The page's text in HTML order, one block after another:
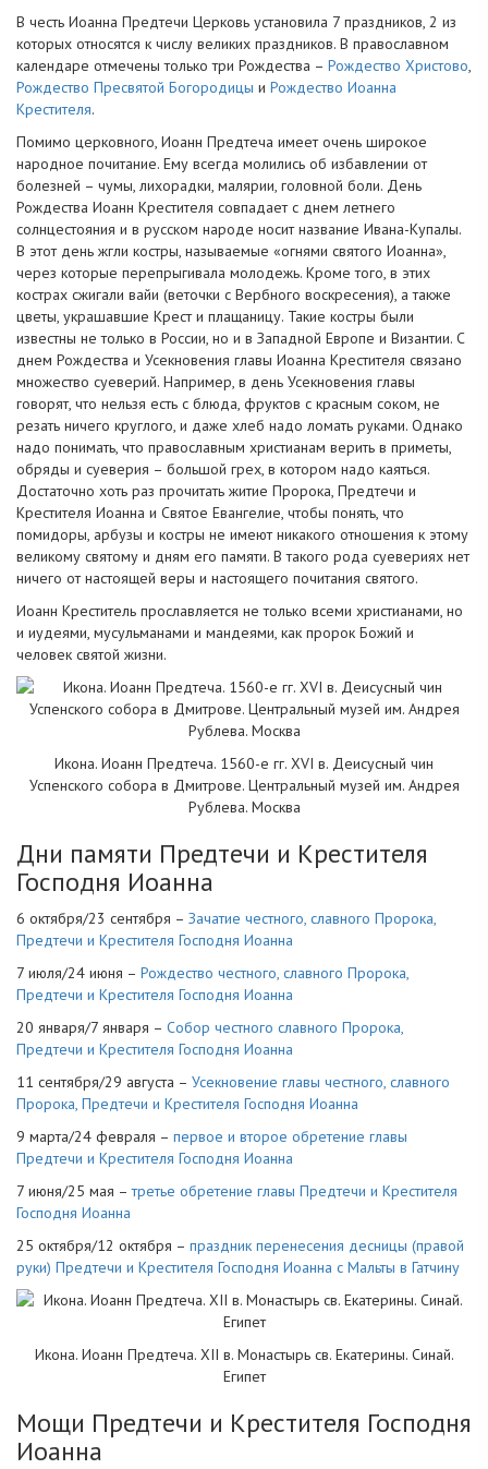
В честь Иоанна Предтечи Церковь установила 7 праздников, 2 из
которых относятся к числу великих праздников. В православном
календаре отмечены только три Рождества – Рождество Христово
Рождество Пресвятой Богородицы и Рождество Иоанна
Крестителя.
Помимо церковного, Иоанн Предтеча имеет очень широкое
народное почитание. Ему всегда молились об избавлении от
болезней – чумы, лихорадки, малярии, головной боли. День
Рождества Иоанн Крестителя совпадает с днем летнего
солнцестояния и в русском народе носит название Ивана-Купалы.
В этот день жгли костры, называемые «огнями святого Иоанна»,
через которые перепрыгивала молодежь. Кроме того, в этих
кострах сжигали вайи (веточки с Вербного воскресения), а также
цветы, украшавшие Крест и плащаницу. Такие костры были
известны не только в России, но и в Западной Европе и Византии. С
днем Рождества и Усекновения главы Иоанна Крестителя связано
множество суеверий. Например, в день Усекновения главы
говорят, что нельзя есть с блюда, фруктов с красным соком, не
резать ничего круглого, и даже хлеб надо ломать руками. Однако
надо понимать, что православным христианам верить в приметы,
обряды и суеверия – большой грех, в котором надо каяться.
Достаточно хоть раз прочитать житие Пророка, Предтечи и
Крестителя Иоанна и Святое Евангелие, чтобы понять, что
помидоры, арбузы и костры не имеют никакого отношения к этому
великому святому и дням его памяти. В такого рода суевериях нет
ничего от настоящей веры и настоящего почитания святого.
Иоанн Креститель прославляется не только всеми христианами, но
и иудеями, мусульманами и мандеями, как пророк Божий и
человек святой жизни.
Икона. Иоанн Предтеча. 1560-е гг. XVI в. Деисусный чин
Успенского собора в Дмитрове. Центральный музей им. Андрея
Рублева. Москва
Дни памяти Предтечи и Крестителя
Господня Иоанна
6 октября/23 сентября – Зачатие честного, славного Пророка,
Предтечи и Крестителя Господня Иоанна
7 июля/24 июня – Рождество честного, славного Пророка,
Предтечи и Крестителя Господня Иоанна
20 января/7 января – Собор честного славного Пророка,
Предтечи и Крестителя Господня Иоанна
11 сентября/29 августа – Усекновение главы честного, славного
Пророка, Предтечи и Крестителя Господня Иоанна
9 марта/24 февраля – первое и второе обретение главы
Предтечи и Крестителя Господня Иоанна
7 июня/25 мая –третье обретение главы Предтечи и Крестителя
Господня Иоанна
25 октября/12 октября – праздник перенесения десницы (правой
руки) Предтечи и Крестителя Господня Иоанна с Мальты в Гатчину
Икона. Иоанн Предтеча. XII в. Монастырь св. Екатерины. Синай.
Египет
Мощи Предтечи и Крестителя Господня
Иоанна